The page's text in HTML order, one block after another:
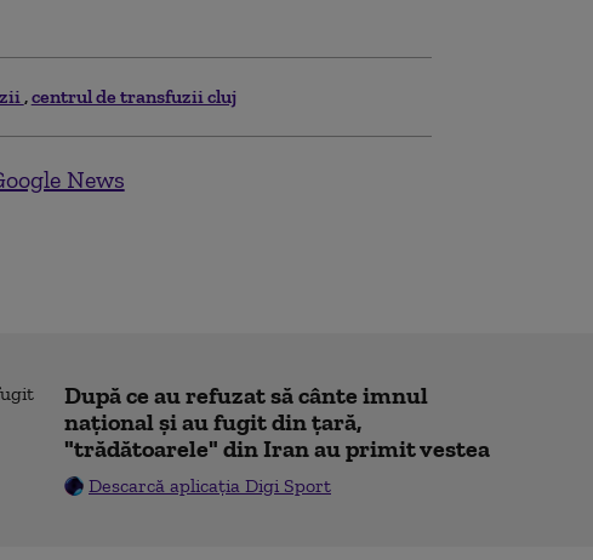
centrul de transfuzii cluj
News
După ce au refuzat să cânte imnul
naţional şi au fugit din ţară,
"trădătoarele" din Iran au primit vestea
Descarcă aplicația Digi Sport